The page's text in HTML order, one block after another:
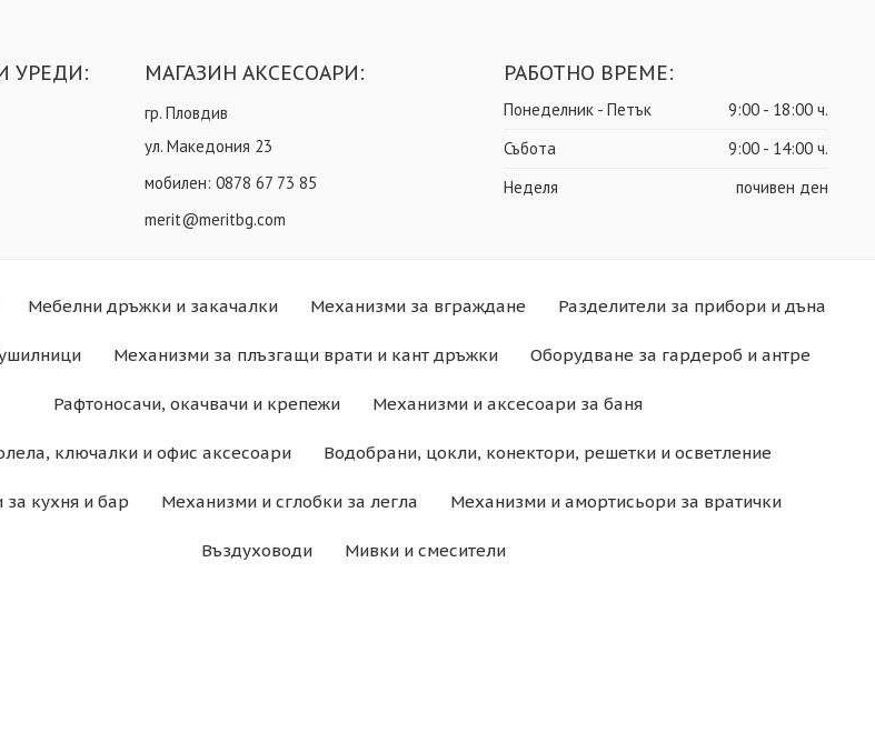
УРЕДИ: МАГАЗИН АКСЕСОАРИ:
гр. Пловдив
ул. Македония 23
мобилен: 0878 67 73 85
merit@meritbg.com
РАБОТНО ВРЕМЕ:
Понеделник - Петък
9:00 - 18:00 ч.
Събота
9:00 - 14:00 ч.
Неделя
почивен ден
Мебелни дръжки и закачалки Механизми за вграждане Разделители за прибори и дъна
Механизми за плъзгащи врати и кант дръжки Оборудване за гардероб и антре
Рафтоносачи, окачвачи и крепежи Механизми и аксесоари за баня
ключалки и офис аксесоари Водобрани, цокли, конектори, решетки и осветление
за кухня и бар Механизми и сглобки за легла Механизми и амортисьори за вратички
Въздуховоди Мивки и смесители